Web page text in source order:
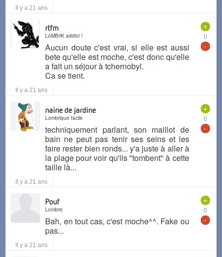
Il y a 21 ans
+
0
-
rtfm
LoMBriK addict !
Aucun doute c'est vrai, si elle est aussi
bete qu'elle est moche, c'est donc qu'elle
a fait un séjour à tchernobyl.
Ca se tient.
Il y a 21 ans
+
0
-
naine de jardine
Lombrique facile
techniquement parlant, son maillot de
bain ne peut pas tenir ses seins et les
faire rester bien ronds... y'a juste à aller à
la plage pour voir qu'ils "tombent" à cette
taille là...
Il y a 21 ans
+
0
-
Pouf
Lombric
Bah, en tout cas, c'est moche^^. Fake ou
pas...
Il y a 21 ans